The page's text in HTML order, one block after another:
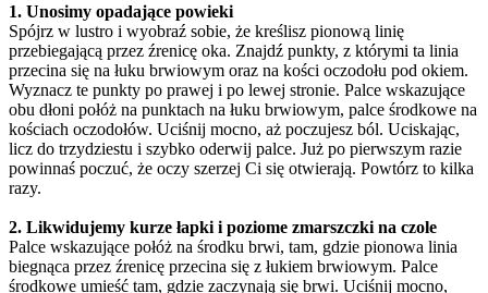
1. Unosimy opadające powieki
Spójrz w lustro i wyobraź sobie, że kreślisz pionową linię
przebiegającą przez źrenicę oka. Znajdź punkty, z którymi ta linia
przecina się na łuku brwiowym oraz na kości oczodołu pod okiem.
Wyznacz te punkty po prawej i po lewej stronie. Palce wskazujące
obu dłoni połóż na punktach na łuku brwiowym, palce środkowe na
kościach oczodołów. Uciśnij mocno, aż poczujesz ból. Uciskając,
licz do trzydziestu i szybko oderwij palce. Już po pierwszym razie
powinnaś poczuć, że oczy szerzej Ci się otwierają. Powtórz to kilka
razy.
2. Likwidujemy kurze łapki i poziome zmarszczki na czole
Palce wskazujące połóż na środku brwi, tam, gdzie pionowa linia
biegnąca przez źrenicę przecina się z łukiem brwiowym. Palce
środkowe umieść tam, gdzie zaczynają się brwi. Uciśnij mocno,